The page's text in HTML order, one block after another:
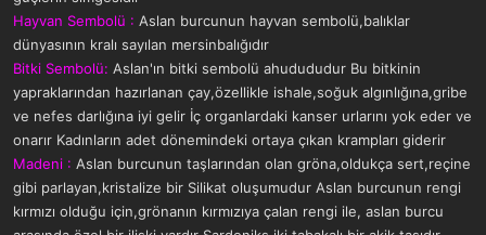
Hayvan Sembolü : Aslan burcunun hayvan sembolü,balıklar
dünyasının kralı sayılan mersinbalığıdır
Bitki Sembolü: Aslan'ın bitki sembolü ahudududur Bu bitkinin
yapraklarından hazırlanan çay,özellikle ishale,soğuk algınlığına,gribe
ve nefes darlığına iyi gelir İç organlardaki kanser urlarını yok eder ve
onarır Kadınların adet dönemindeki ortaya çıkan krampları giderir
Madeni : Aslan burcunun taşlarından olan gröna,oldukça sert,reçine
gibi parlayan,kristalize bir Silikat oluşumudur Aslan burcunun rengi
kırmızı olduğu için,grönanın kırmızıya çalan rengi ile, aslan burcu